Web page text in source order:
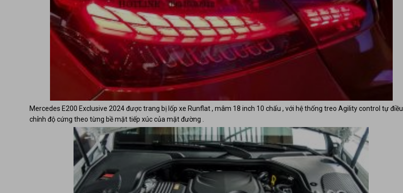
Mercedes E200 Exclusive 2024 được trang bị lốp xe Runflat , mâm 18 inch 10 chấu , với hệ thống treo Agility control tự điều
chỉnh độ cứng theo từng bề mặt tiếp xúc của mặt đường .